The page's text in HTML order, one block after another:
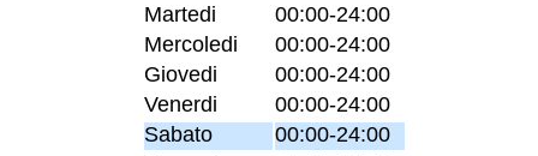
Martedi
00:00-24:00
Mercoledi
00:00-24:00
Giovedi
00:00-24:00
Venerdi
00:00-24:00
Sabato
00:00-24:00